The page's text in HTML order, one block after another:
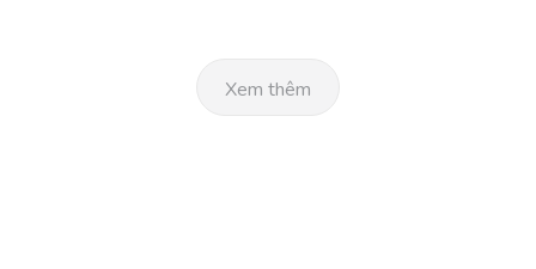
Xem thêm